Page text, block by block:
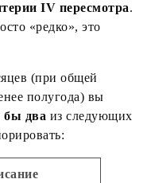
IV пересмотра.
«редко», это
(при общей
полугода) вы
бы два из следующих